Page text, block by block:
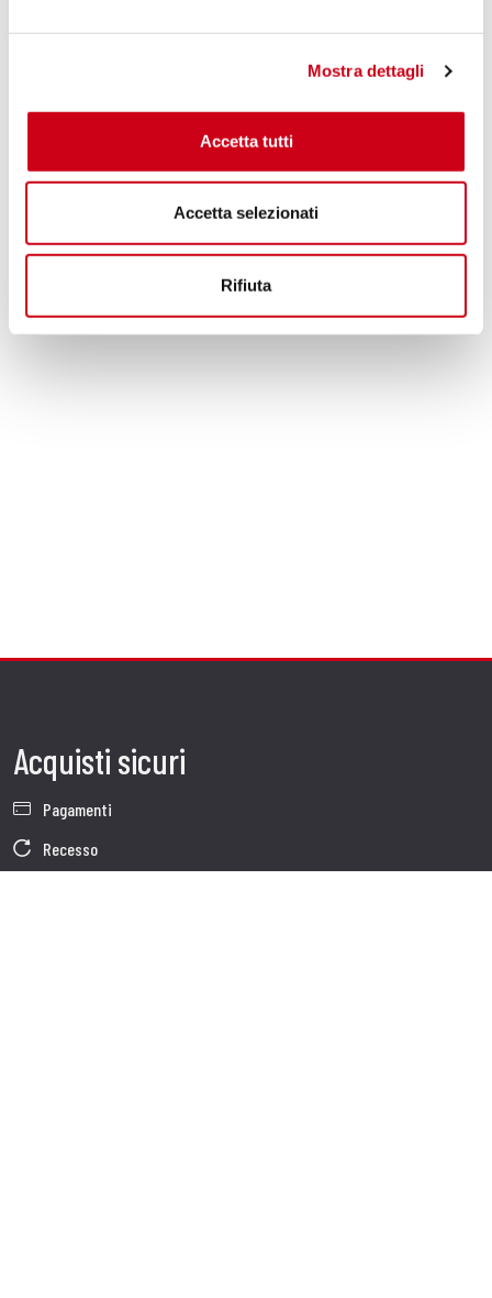
Mostra dettagli
Accetta tutti
Accetta selezionati
Rifiuta
Acquisti sicuri
Pagamenti
Recesso